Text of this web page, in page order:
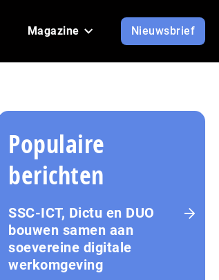
Magazine Nieuwsbrief
Populaire
berichten
SSC-ICT, Dictu en DUO
bouwen samen aan
soevereine digitale
werkomgeving